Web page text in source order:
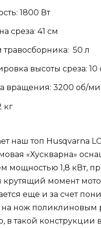
1800 Вт
среза: 41 см
50 л
высоты среза: 10
вращения: 3200 об/
кг
наш топ Husqvarna LC
«Хускварна»
мощностью 1,8 кВт,
момент
еще и за счет
на нож поликлиновым
в такой конструкции